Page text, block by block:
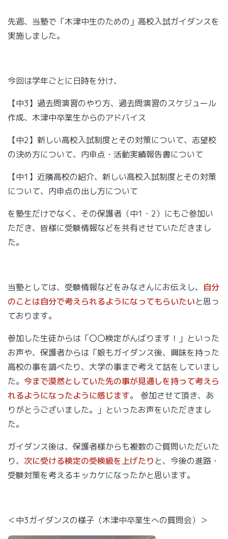
先週、当塾で「木津中生のための」高校入試ガイダンスを
実施しました。
今回は学年ごとに日時を分け、
【中3】過去問演習のやり方、過去問演習のスケジュール
作成、木津中卒業生からのアドバイス
【中2】新しい高校入試制度とその対策について、志望校
の決め方について、内申点・活動実績報告書について
【中1】近隣高校の紹介、新しい高校入試制度とその対策
について、内申点の出し方について
を塾生だけでなく、その保護者（中1・2）にもご参加い
ただき、皆様に受験情報などを共有させていただきまし
た。
当塾としては、受験情報などをみなさんにお伝えし、 自分
のことは自分で考えられるようになってもらいたいと思っ
ております。
参加した生徒からは「〇〇検定がんばります！」といった
お声や、保護者からは「娘もガイダンス後、興味を持った
高校の事を調べたり、大学の事まで考えて話をしていまし
た。 今まで漠然としていた先の事が見通しを持って考えら
れるようになったように感じます。 参加させて頂き、あ
りがとうございました。」といったお声をいただきまし
た。
ガイダンス後は、保護者様からも複数のご質問いただいた
り、 次に受ける検定の受検級を上げたりと、今後の進路・
受験対策を考えるキッカケになったかと思います。
＜中3ガイダンスの様子（木津中卒業生への質問会）＞